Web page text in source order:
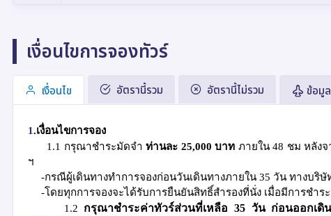
เงื่อนไขการจองทัวร์
เงื่อนไข อัตรานี้รวม อัตรานี้ไม่รวม ข้อมู
1.เงื่อนไขการจอง
1.1 กรุณาชำระมัดจำ ท่านละ 25,000 บาท ภายใน 48 ชม หลัง
ฯ
-กรณีผู้เดินทางทำการจองก่อนวันเดินทางภายใน 35 วัน ทางบริษั
-โดยทุกการจองจะได้รับการยืนยันสิทธิ์สำรองที่นั่ง เมื่อมีการชำร
1.2 กรุณาชำระค่าทัวร์ส่วนที่เหลือ 35 วัน ก่อนออกเดิ